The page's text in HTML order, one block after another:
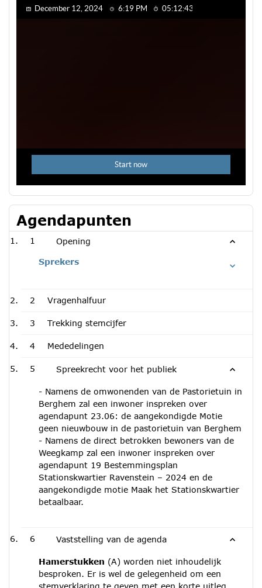
Agendapunten
1 Opening
Sprekers
2 Vragenhalfuur
3 Trekking stemcijfer
4 Mededelingen
5 Spreekrecht voor het publiek
- Namens de omwonenden van de Pastorietuin in
Berghem zal een inwoner inspreken over
agendapunt 23.06: de aangekondigde Motie
geen nieuwbouw in de pastorietuin van Berghem
- Namens de direct betrokken bewoners van de
Weegkamp zal een inwoner inspreken over
agendapunt 19 Bestemmingsplan
Stationskwartier Ravenstein – 2024 en de
aangekondigde motie Maak het Stationskwartier
betaalbaar.
6 Vaststelling van de agenda
Hamerstukken (A) worden niet inhoudelijk
besproken. Er is wel de gelegenheid om een
stemverklaring te geven met een korte uitleg